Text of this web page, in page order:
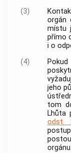
(3)
orgán
místu
přímo
i o
(4)
jeho
tom
Lhůta
odst.
orgánu.